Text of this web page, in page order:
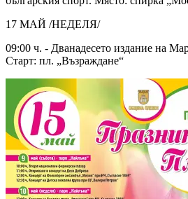
17 МАЙ /НЕДЕЛЯ/
09:00 ч. - Дванадесето издание на
Старт: пл. „Възраждане“